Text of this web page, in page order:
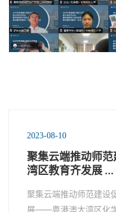
2023-08-10
聚集云端推动师
湾区教育齐发展 ...
聚集云端推动师范建设
展——粤港澳大湾区化